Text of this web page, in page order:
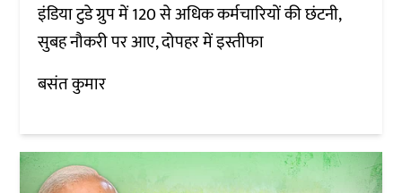
इंडिया टुडे ग्रुप में 120 से अधिक कर्मचारियों की छंटनी,
सुबह नौकरी पर आए, दोपहर में इस्तीफा
बसंत कुमार